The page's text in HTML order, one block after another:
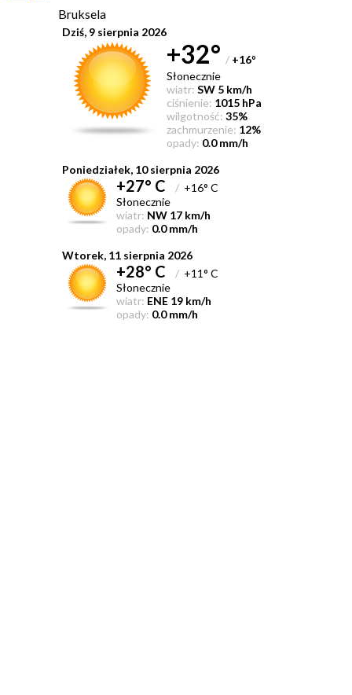
Bruksela
Dziś, 9 sierpnia 2026
+32° / +16°
Słonecznie
wiatr: SW 5 km/h
ciśnienie: 1015 hPa
wilgotność: 35%
zachmurzenie: 12%
opady: 0.0 mm/h
Poniedziałek, 10 sierpnia 2026
+27° C /+16° C
Słonecznie
wiatr: NW 17 km/h
opady: 0.0 mm/h
Wtorek, 11 sierpnia 2026
+28° C /+11° C
Słonecznie
wiatr: ENE 19 km/h
opady: 0.0 mm/h